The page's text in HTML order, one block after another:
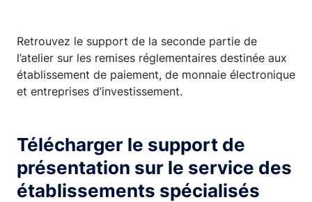
Retrouvez le support de la seconde partie de
l’atelier sur les remises réglementaires destinée aux
établissement de paiement, de monnaie électronique
et entreprises d’investissement.
Télécharger le support de
présentation sur le service des
établissements spécialisés